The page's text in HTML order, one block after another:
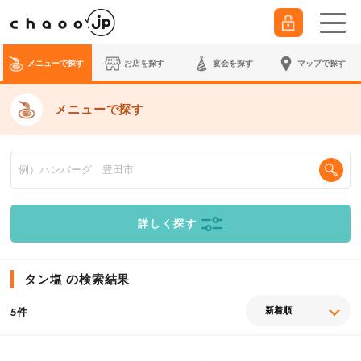
メニューで探す お店を探す 宴会を探す マップで探す
メニューで探す
詳しく探す
タン塩 の検索結果
5件